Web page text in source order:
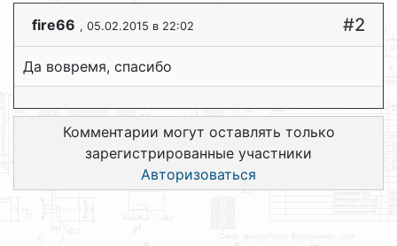
fire66 , 05.02.2015 в 22:02 #2
Да вовремя, спасибо
Комментарии могут оставлять только
зарегистрированные участники
Авторизоваться